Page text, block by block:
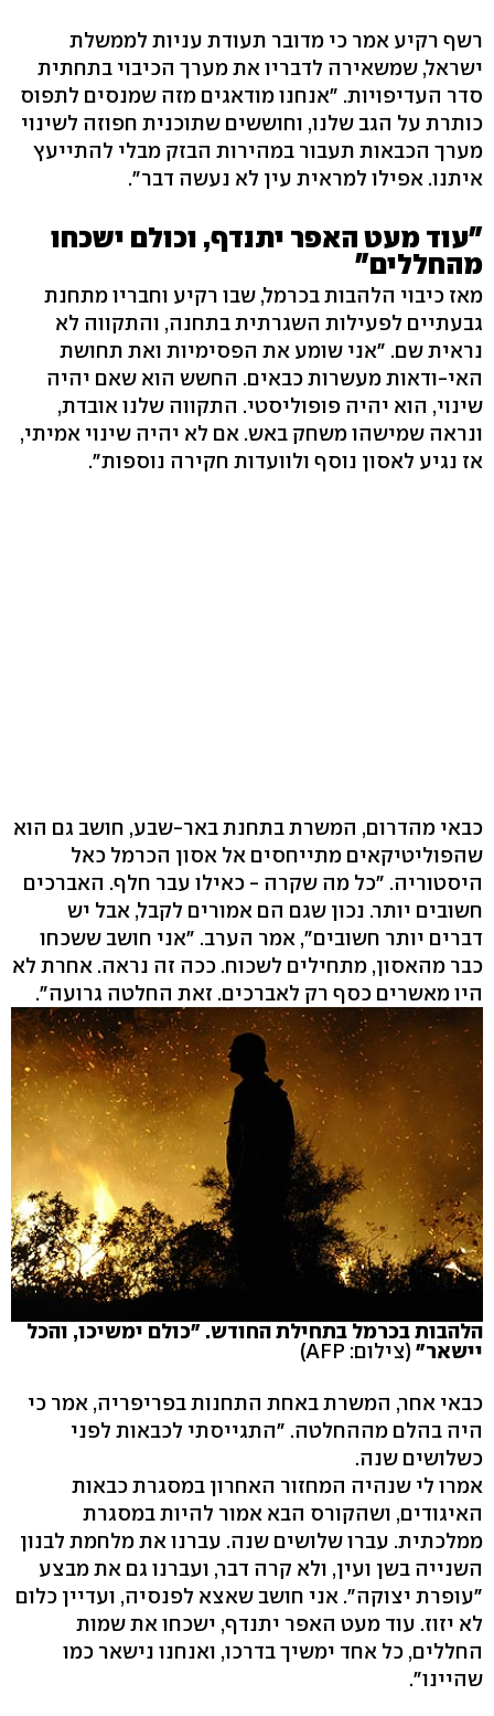
רשף רקיע אמר כי מדובר תעודת עניות לממשלת
ישראל, שמשאירה לדבריו את מערך הכיבוי בתחתית
סדר העדיפויות. "אנחנו מודאגים מזה שמנסים לתפוס
כותרת על הגב שלנו, וחוששים שתוכנית חפוזה לשינוי
מערך הכבאות תעבור במהירות הבזק מבלי להתייעץ
איתנו. אפילו למראית עין לא נעשה דבר".
"עוד מעט האפר יתנדף, וכולם ישכחו
מהחללים"
מאז כיבוי הלהבות בכרמל, שבו רקיע וחבריו מתחנת
גבעתיים לפעילות השגרתית בתחנה, והתקווה לא
נראית שם. "אני שומע את הפסימיות ואת תחושת
האי-ודאות מעשרות כבאים. החשש הוא שאם יהיה
שינוי, הוא יהיה פופוליסטי. התקווה שלנו אובדת,
ונראה שמישהו משחק באש. אם לא יהיה שינוי אמיתי,
אז נגיע לאסון נוסף ולוועדות חקירה נוספות".
כבאי מהדרום, המשרת בתחנת באר-שבע, חושב גם הוא
שהפוליטיקאים מתייחסים אל אסון הכרמל כאל
היסטוריה. "כל מה שקרה - כאילו עבר חלף. האברכים
חשובים יותר. נכון שגם הם אמורים לקבל, אבל יש
דברים יותר חשובים", אמר הערב. "אני חושב ששכחו
כבר מהאסון, מתחילים לשכוח. ככה זה נראה. אחרת לא
היו מאשרים כסף רק לאברכים. זאת החלטה גרועה".
הלהבות בכרמל בתחילת החודש. "כולם ימשיכו, והכל
יישאר" (צילום: AFP)
כבאי אחר, המשרת באחת התחנות בפריפריה, אמר כי
היה בהלם מההחלטה. "התגייסתי לכבאות לפני
כשלושים שנה.
אמרו לי שנהיה המחזור האחרון במסגרת כבאות
האיגודים, ושהקורס הבא אמור להיות במסגרת
ממלכתית. עברו שלושים שנה. עברנו את מלחמת לבנון
השנייה בשן ועין, ולא קרה דבר, ועברנו גם את מבצע
"עופרת יצוקה". אני חושב שאצא לפנסיה, ועדיין כלום
לא יזוז. עוד מעט האפר יתנדף, ישכחו את שמות
החללים, כל אחד ימשיך בדרכו, ואנחנו נישאר כמו
שהיינו".